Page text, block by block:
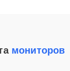
мониторов